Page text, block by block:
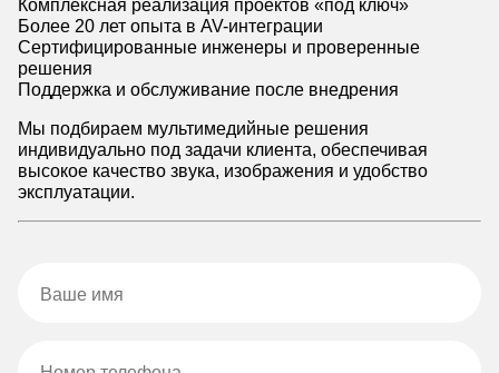
Комплексная реализация проектов «под ключ»
Более 20 лет опыта в AV-интеграции
Сертифицированные инженеры и проверенные
решения
Поддержка и обслуживание после внедрения
Мы подбираем мультимедийные решения
индивидуально под задачи клиента, обеспечивая
высокое качество звука, изображения и удобство
эксплуатации.